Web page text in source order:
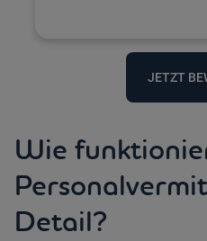
JETZT
Wie
Detail?